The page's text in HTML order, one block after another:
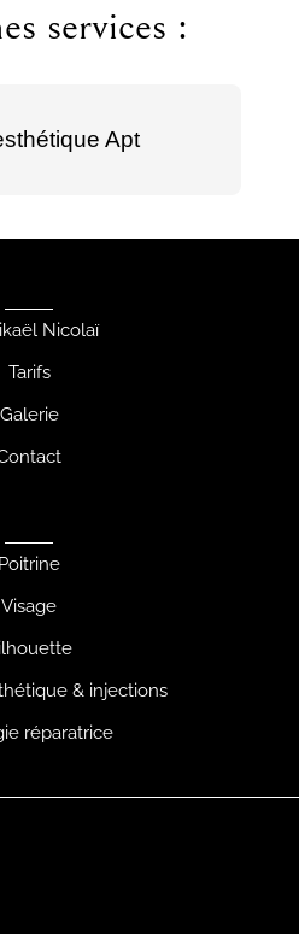
services :
Apt
Poitrine
Visage
& injections
réparatrice
Nicolaï
Tarifs
Galerie